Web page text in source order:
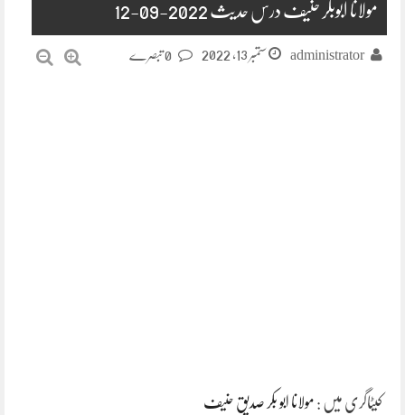
مولانا ابوبکر حنیف درس حدیث 2022-09-12
administrator ستمبر 13, 2022
کیٹاگری میں : مولانا ابو بکر صدیق حنیف